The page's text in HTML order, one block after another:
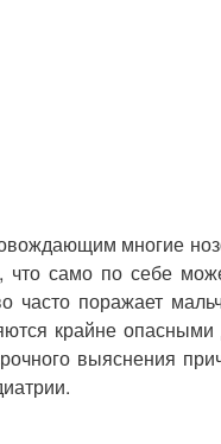
многие
что само по себе
часто поражает
крайне
выяснения